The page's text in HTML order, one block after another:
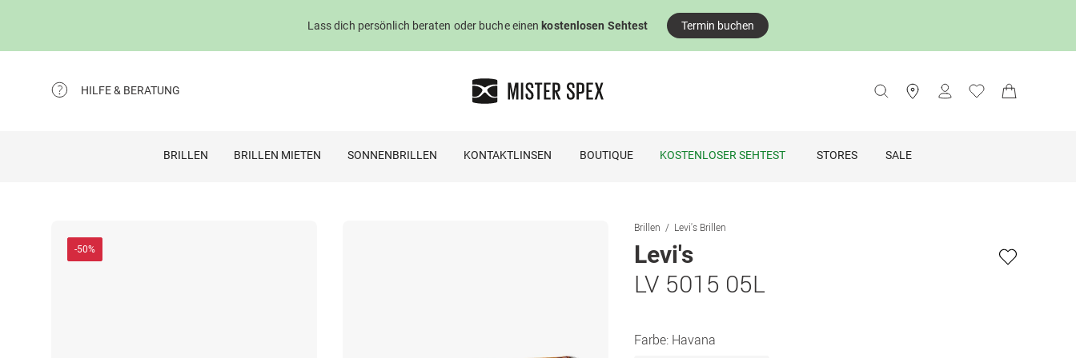
Lass dich persönlich beraten oder buche einen kostenlosen Sehtest Termin buchen
HILFE & BERATUNG
BRILLEN BRILLEN MIETEN SONNENBRILLEN KONTAKTLINSEN BOUTIQUE KOSTENLOSER SEHTEST STORES SALE
-50%
Brillen Levi's Brillen
Levi's
LV 5015 05L
Farbe: Havana